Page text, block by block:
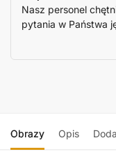
Nasz personel
pytania w Państwa
Obrazy Opis